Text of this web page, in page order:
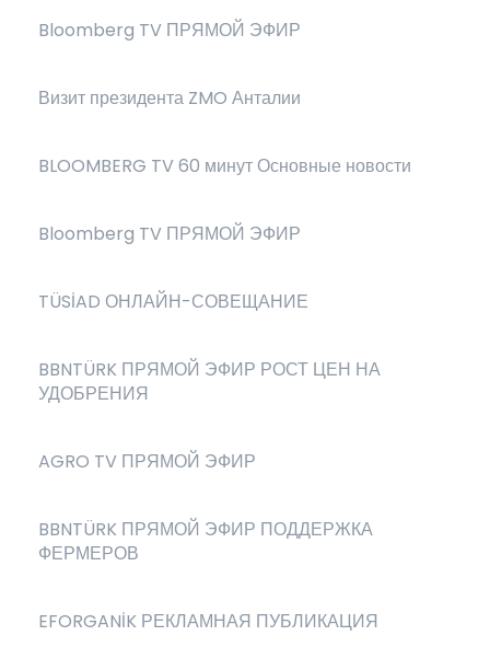
Bloomberg TV ПРЯМОЙ ЭФИР
Визит президента ZMO Анталии
BLOOMBERG TV 60 минут Основные новости
Bloomberg TV ПРЯМОЙ ЭФИР
TÜSİAD ОНЛАЙН-СОВЕЩАНИЕ
BBNTÜRK ПРЯМОЙ ЭФИР РОСТ ЦЕН НА
УДОБРЕНИЯ
AGRO TV ПРЯМОЙ ЭФИР
BBNTÜRK ПРЯМОЙ ЭФИР ПОДДЕРЖКА
ФЕРМЕРОВ
EFORGANİK РЕКЛАМНАЯ ПУБЛИКАЦИЯ